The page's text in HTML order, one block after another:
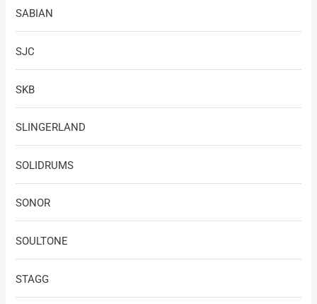
SABIAN
SJC
SKB
SLINGERLAND
SOLIDRUMS
SONOR
SOULTONE
STAGG